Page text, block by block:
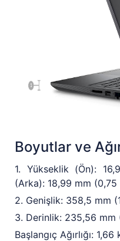
Boyutlar ve
1. Yükseklik (Ön):
(Arka): 18,99 mm
2. Genişlik: 358,5 mm
3. Derinlik: 235,56 mm
Başlangıç Ağırlığı: